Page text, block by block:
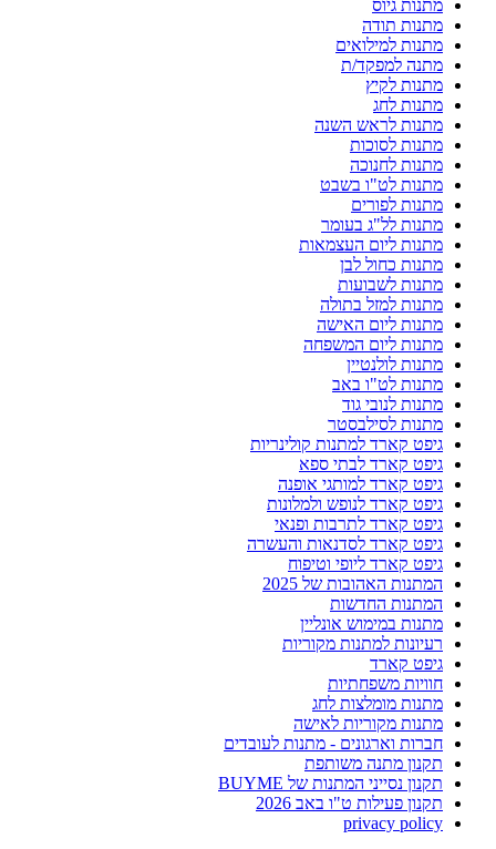
מתנות גיוס
מתנות תודה
מתנות למילואים
מתנה למפקד/ת
מתנות לקיץ
מתנות לחג
מתנות לראש השנה
מתנות לסוכות
מתנות לחנוכה
מתנות לט"ו בשבט
מתנות לפורים
מתנות לל"ג בעומר
מתנות ליום העצמאות
מתנות כחול לבן
מתנות לשבועות
מתנות למזל בתולה
מתנות ליום האישה
מתנות ליום המשפחה
מתנות לולנטיין
מתנות לט"ו באב
מתנות לנובי גוד
מתנות לסילבסטר
גיפט קארד למתנות קולינריות
גיפט קארד לבתי ספא
גיפט קארד למותגי אופנה
גיפט קארד לנופש ולמלונות
גיפט קארד לתרבות ופנאי
גיפט קארד לסדנאות והעשרה
גיפט קארד ליופי וטיפוח
המתנות האהובות של 2025
המתנות החדשות
מתנות במימוש אונליין
רעיונות למתנות מקוריות
גיפט קארד
חוויות משפחתיות
מתנות מומלצות לחג
מתנות מקוריות לאישה
חברות וארגונים - מתנות לעובדים
תקנון מתנה משותפת
תקנון נסייני המתנות של BUYME
תקנון פעילות ט"ו באב 2026
privacy policy